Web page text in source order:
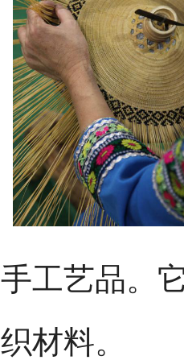
手工艺品。
织材料。